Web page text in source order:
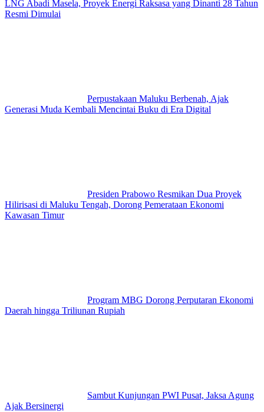
LNG Abadi Masela, Proyek Energi Raksasa yang Dinanti 28 Tahun
Resmi Dimulai
Perpustakaan Maluku Berbenah, Ajak
Generasi Muda Kembali Mencintai Buku di Era Digital
Presiden Prabowo Resmikan Dua Proyek
Hilirisasi di Maluku Tengah, Dorong Pemerataan Ekonomi
Kawasan Timur
Program MBG Dorong Perputaran Ekonomi
Daerah hingga Triliunan Rupiah
Sambut Kunjungan PWI Pusat, Jaksa Agung
Ajak Bersinergi